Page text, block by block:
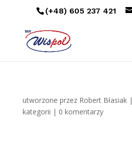
(+48) 605 237 421
utworzone przez Robert Błasiak|
kategorii | 0 komentarzy